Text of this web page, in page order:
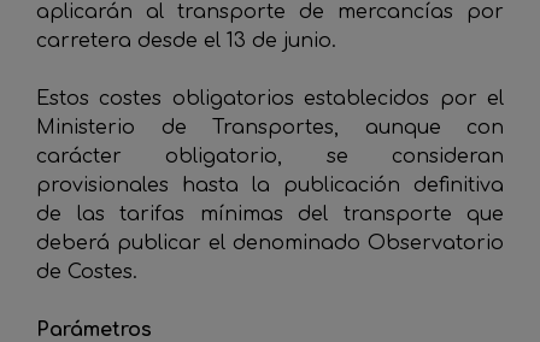
aplicarán al transporte de mercancías por
carretera desde el 13 de junio.
Estos costes obligatorios establecidos por el
Ministerio de Transportes, aunque con
carácter obligatorio, se consideran
provisionales hasta la publicación definitiva
de las tarifas mínimas del transporte que
deberá publicar el denominado Observatorio
de Costes.
Parámetros